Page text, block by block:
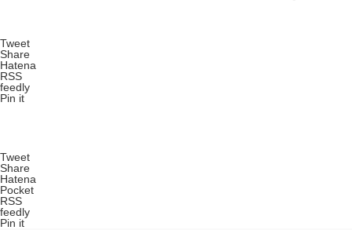
Tweet
Share
Hatena
RSS
feedly
Pin it
Tweet
Share
Hatena
Pocket
RSS
feedly
Pin it